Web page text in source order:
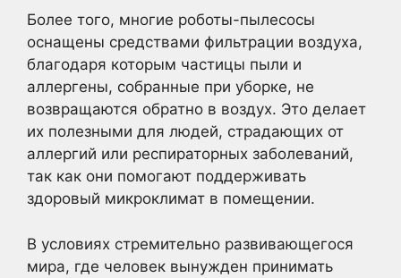
Более того, многие роботы-пылесосы
оснащены средствами фильтрации воздуха,
благодаря которым частицы пыли и
аллергены, собранные при уборке, не
возвращаются обратно в воздух. Это делает
их полезными для людей, страдающих от
аллергий или респираторных заболеваний,
так как они помогают поддерживать
здоровый микроклимат в помещении.
В условиях стремительно развивающегося
мира, где человек вынужден принимать